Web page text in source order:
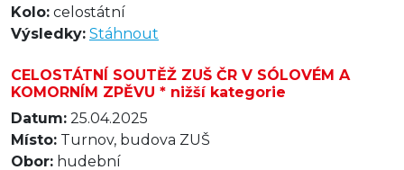
Kolo: celostátní
Výsledky: Stáhnout
CELOSTÁTNÍ SOUTĚŽ ZUŠ ČR V SÓLOVÉM A
KOMORNÍM ZPĚVU * nižší kategorie
Datum: 25.04.2025
Místo: Turnov, budova ZUŠ
Obor: hudební